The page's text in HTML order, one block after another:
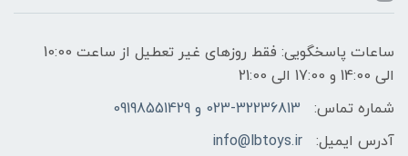
ساعات پاسخگویی: فقط روزهای غیر تعطیل از ساعت 10:00
الی 14:00 و 17:00 الی 21:00
شماره تماس:
023-32236813 و 09198551429
آدرس ایمیل:
info@lbtoys.ir